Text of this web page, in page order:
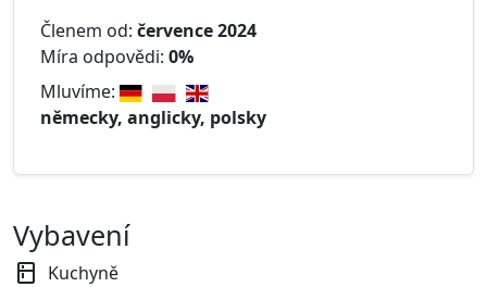
Členem od: července 2024
Míra odpovědi: 0%
Mluvíme:
německy, anglicky, polsky
Vybavení
Kuchyně